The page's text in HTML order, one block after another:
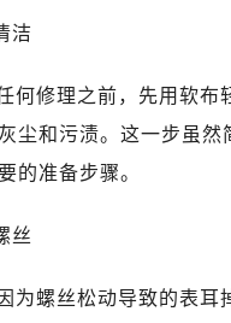
洁
何修理之前，先用软布
尘和污渍。这一步虽然
的准备步骤。
丝
为螺丝松动导致的表耳